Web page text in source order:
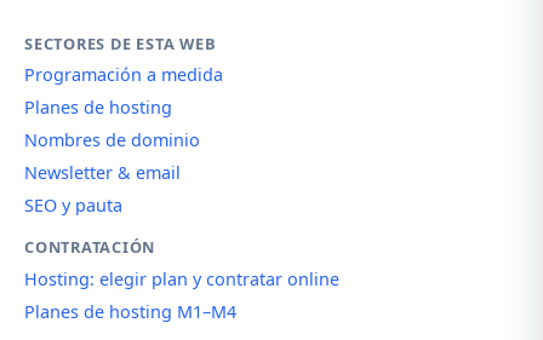
SECTORES DE ESTA WEB
Programación a medida
Planes de hosting
Nombres de dominio
Newsletter & email
SEO y pauta
CONTRATACIÓN
Hosting: elegir plan y contratar online
Planes de hosting M1–M4